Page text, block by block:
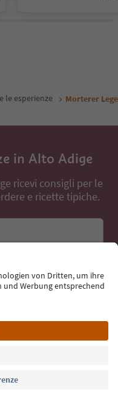
le esperienze Morterer
in Alto Adige
ricevi consigli per le
e ricette tipiche.